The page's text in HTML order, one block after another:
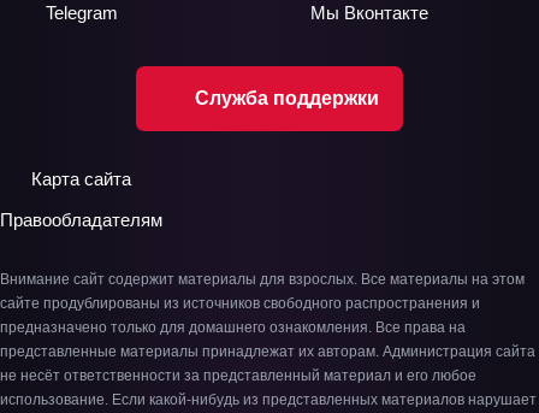
Служба поддержки
Telegram Мы Вконтакте
Карта сайта
Правообладателям
Внимание сайт содержит материалы для взрослых. Все материалы на этом
сайте продублированы из источников свободного распространения и
предназначено только для домашнего ознакомления. Все права на
представленные материалы принадлежат их авторам. Администрация сайта
не несёт ответственности за представленный материал и его любое
использование. Если какой-нибудь из представленных материалов нарушает